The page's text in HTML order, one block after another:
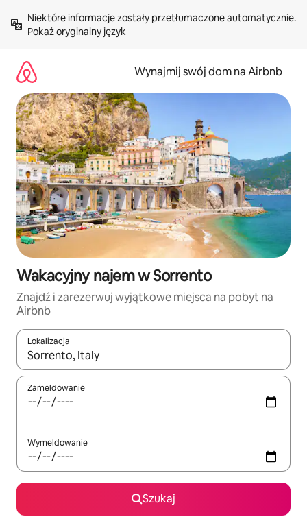
treści Pokaż oryginalny język
Wynajmij swój dom na Airbnb
Wakacyjny najem w Sorrento
Znajdź i zarezerwuj wyjątkowe miejsca na pobyt na
Airbnb
Lokalizacja
Gdy wyniki będą dostępne, możesz poruszać się po nich za
Zameldowanie
Wymeldowanie
Szukaj